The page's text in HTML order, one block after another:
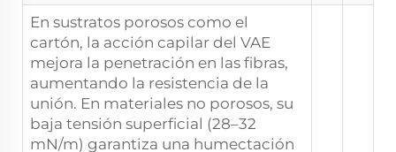
En sustratos porosos como el
cartón, la acción capilar del VAE
mejora la penetración en las fibras,
aumentando la resistencia de la
unión. En materiales no porosos, su
baja tensión superficial (28–32
mN/m) garantiza una humectación